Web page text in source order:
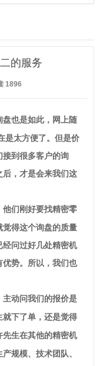
的服务
1896
盘也是如此，网上随
是太方便了。但是价
接到很多客户的询
，才是会来我们这
他们刚好要找精密零
得这个询盘的质量
问过好几处精密机
势。所以，我们也
动问我们的报价是
下了单，还是觉得
生在其他的精密机
规模、技术团队、